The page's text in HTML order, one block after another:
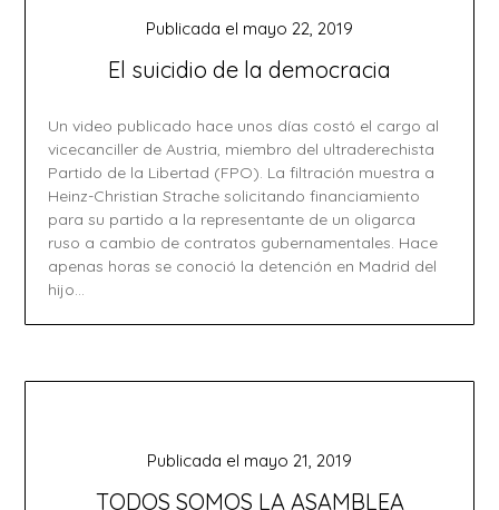
El suicidio de la democracia
Publicada el mayo 22, 2019
Un video publicado hace unos días costó el cargo al
vicecanciller de Austria, miembro del ultraderechista
Partido de la Libertad (FPO). La filtración muestra a
Heinz-Christian Strache solicitando financiamiento
para su partido a la representante de un oligarca
ruso a cambio de contratos gubernamentales. Hace
apenas horas se conoció la detención en Madrid del
hijo…
TODOS SOMOS LA ASAMBLEA
Publicada el mayo 21, 2019